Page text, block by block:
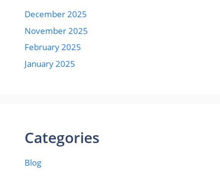
December 2025
November 2025
February 2025
January 2025
Categories
Blog